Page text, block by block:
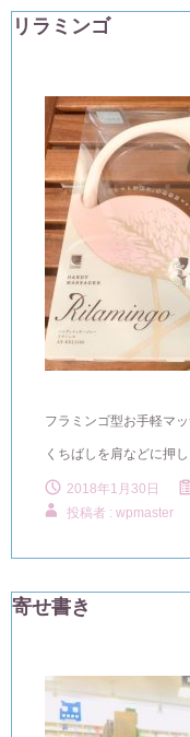
リラミンゴ
フラミンゴ型お手軽マ
くちばしを肩などに押
2018年1月30日
投稿者 : wpmaster
寄せ書き